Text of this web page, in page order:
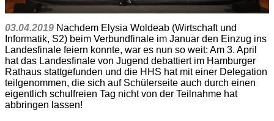
03.04.2019 Nachdem Elysia Woldeab (Wirtschaft und
Informatik, S2) beim Verbundfinale im Januar den Einzug ins
Landesfinale feiern konnte, war es nun so weit: Am 3. April
hat das Landesfinale von Jugend debattiert im Hamburger
Rathaus stattgefunden und die HHS hat mit einer Delegation
teilgenommen, die sich auf Schülerseite auch durch einen
eigentlich schulfreien Tag nicht von der Teilnahme hat
abbringen lassen!